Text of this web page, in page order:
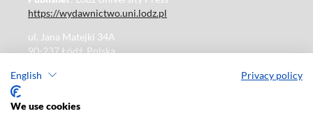
English Privacy policy
We use cookies
https://wydawnictwo.uni.lodz.pl
ul. Jana Matejki 34A
90-237 Łódź, Polska
Publisher's office: journals@uni.lodz.pl